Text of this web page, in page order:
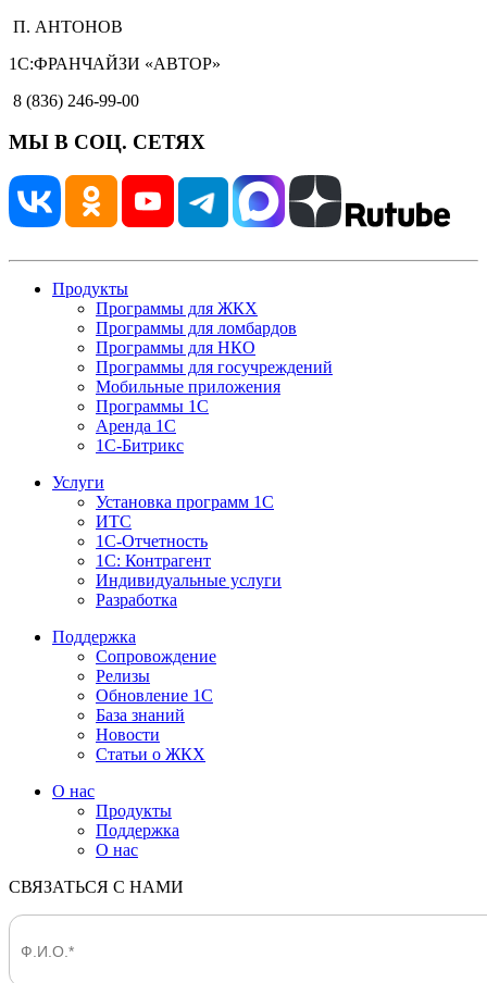
П. АНТОНОВ
1С:ФРАНЧАЙЗИ «АВТОР»
8 (836) 246-99-00
МЫ В СОЦ. СЕТЯХ
Продукты
Программы для ЖКХ
Программы для ломбардов
Программы для НКО
Программы для госучреждений
Мобильные приложения
Программы 1С
Аренда 1С
1С-Битрикс
Услуги
Установка программ 1С
ИТС
1С-Отчетность
1С: Контрагент
Индивидуальные услуги
Разработка
Поддержка
Сопровождение
Релизы
Обновление 1С
База знаний
Новости
Статьи о ЖКХ
О нас
Продукты
Поддержка
О нас
СВЯЗАТЬСЯ С НАМИ